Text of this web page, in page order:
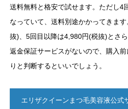
送料無料と格安で試せます。ただし4
なっていて、送料別途かかってきま
抜)、5回目以降は4,980円(税抜)とさ
返金保証サービスがないので、購入
りと判断するといいでしょう。
エリザクイーンまつ毛美容液公式